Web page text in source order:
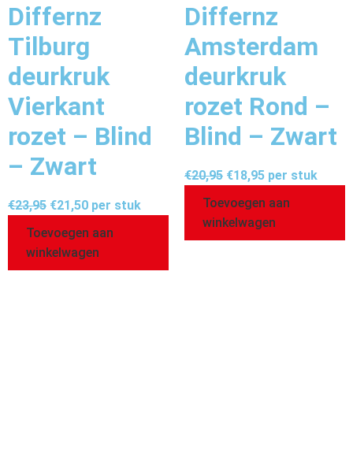
Differnz
Tilburg
deurkruk
Vierkant
rozet – Blind
– Zwart
€23,95 €21,50 per stuk
Toevoegen aan
winkelwagen
Differnz
Amsterdam
deurkruk
rozet Rond –
Blind – Zwart
€20,95 €18,95 per stuk
Toevoegen aan
winkelwagen